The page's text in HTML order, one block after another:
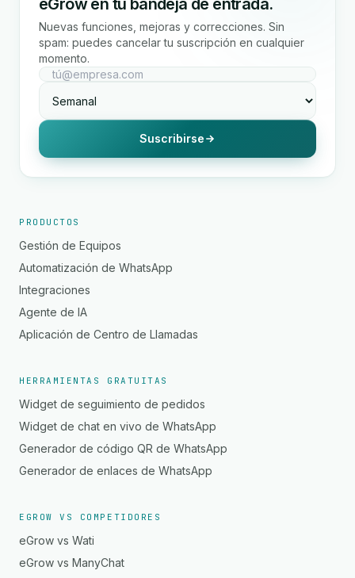
eGrow en tu bandeja de entrada.
Nuevas funciones, mejoras y correcciones. Sin
spam: puedes cancelar tu suscripción en cualquier
momento.
Suscribirse
PRODUCTOS
Gestión de Equipos
Automatización de WhatsApp
Integraciones
Agente de IA
Aplicación de Centro de Llamadas
HERRAMIENTAS GRATUITAS
Widget de seguimiento de pedidos
Widget de chat en vivo de WhatsApp
Generador de código QR de WhatsApp
Generador de enlaces de WhatsApp
EGROW VS COMPETIDORES
eGrow vs Wati
eGrow vs ManyChat